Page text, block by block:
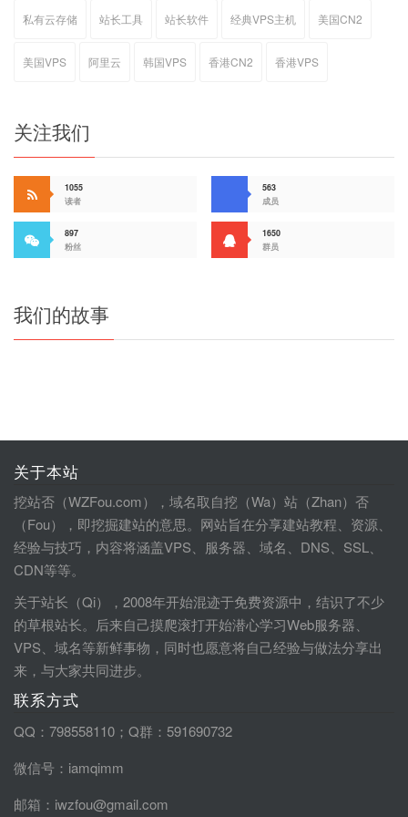
私有云存储 站长工具 站长软件 经典VPS主机 美国CN2
美国VPS 阿里云 韩国VPS 香港CN2 香港VPS
关注我们
1055
读者
563
成员
897
粉丝
1650
群员
我们的故事
关于本站
挖站否（WZFou.com），域名取自挖（Wa）站（Zhan）否
（Fou），即挖掘建站的意思。网站旨在分享建站教程、资源、
经验与技巧，内容将涵盖VPS、服务器、域名、DNS、SSL、
CDN等等。
关于站长（Qi），2008年开始混迹于免费资源中，结识了不少
的草根站长。后来自己摸爬滚打开始潜心学习Web服务器、
VPS、域名等新鲜事物，同时也愿意将自己经验与做法分享出
来，与大家共同进步。
联系方式
QQ：798558110；Q群：591690732
微信号：iamqimm
邮箱：iwzfou@gmail.com